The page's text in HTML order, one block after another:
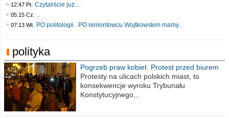
12:47 Pt. Czytaliście już :..
05:15 Cz. ..
07:13 Wt. PO politologii . PO remontowcu Wojtkowskim mamy..
polityka
Pogrzeb praw kobiet. Protest przed biurem
poselskim PiS
Protesty na ulicach polskich miast, to
konsekwencje wyroku Trybunału
Konstytucyjnego,..